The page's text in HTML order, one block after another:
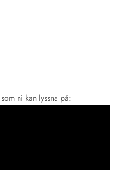
ni kan lyssna på: